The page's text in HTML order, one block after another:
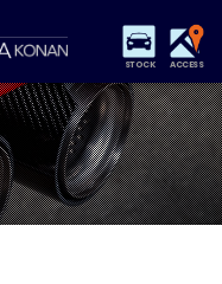
STOCK ACCESS
パーツリスト
アクセスマップ
注文販売